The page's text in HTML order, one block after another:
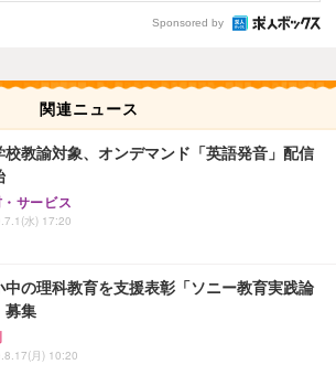
Sponsored by
関連ニュース
校教諭対象、オンデマンド「英語発音」配信
サービス
水) 17:20
中の理科教育を支援表彰「ソニー教育実践論
募集
月) 10:20